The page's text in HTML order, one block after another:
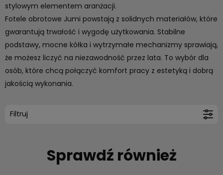
stylowym elementem aranżacji.
Fotele obrotowe Jumi powstają z solidnych materiałów, które
gwarantują trwałość i wygodę użytkowania. Stabilne
podstawy, mocne kółka i wytrzymałe mechanizmy sprawiają,
że możesz liczyć na niezawodność przez lata. To wybór dla
osób, które chcą połączyć komfort pracy z estetyką i dobrą
jakością wykonania.
Filtruj
Sprawdź również